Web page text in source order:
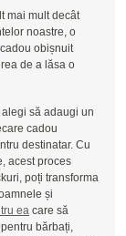
mai mult decât
noastre, o
obișnuit
de a lăsa o
să adaugi un
cadou
destinatar. Cu
acest proces
poți transforma
și
ea care să
bărbați,